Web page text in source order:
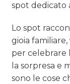
spot dedicato
Lo spot
gioia
per celebrare
la sorpresa e
sono le cose